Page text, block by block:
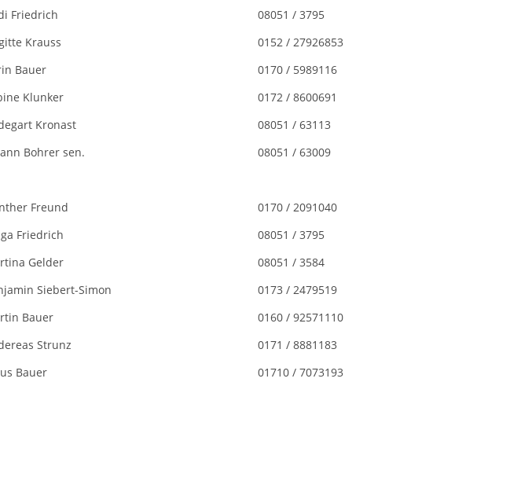
Friedrich
08051 / 3795
Krauss
0152 / 27926853
Bauer
0170 / 5989116
Klunker
0172 / 8600691
Kronast
08051 / 63113
Bohrer sen.
08051 / 63009
Freund
0170 / 2091040
Friedrich
08051 / 3795
Gelder
08051 / 3584
Siebert-Simon
0173 / 2479519
Bauer
0160 / 92571110
Strunz
0171 / 8881183
Bauer 01710 / 7073193